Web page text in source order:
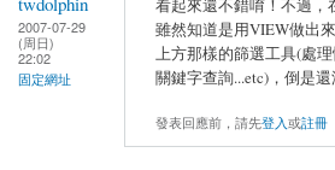
2007-07-29
(周日)
22:02
固定網址
看起來還不錯唷！不過，
雖然知道是用VIEW做出
上方那樣的篩選工具(處
關鍵字查詢...etc)，倒是
發表回應前，請先登入或註冊